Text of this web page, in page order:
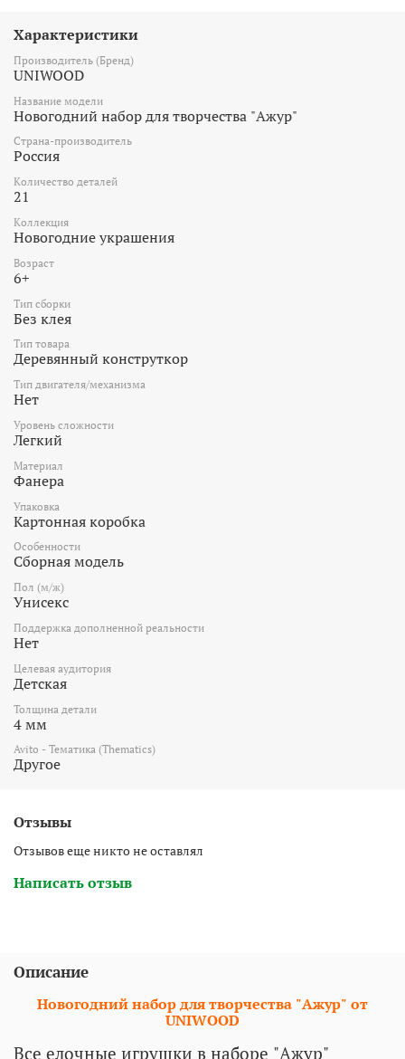
Характеристики
Производитель (Бренд)
UNIWOOD
Название модели
Новогодний набор для творчества "Ажур"
Страна-производитель
Россия
Количество деталей
21
Коллекция
Новогодние украшения
Возраст
6+
Тип сборки
Без клея
Тип товара
Деревянный конструткор
Тип двигателя/механизма
Нет
Уровень сложности
Легкий
Материал
Фанера
Упаковка
Картонная коробка
Особенности
Сборная модель
Пол (м/ж)
Унисекс
Поддержка дополненной реальности
Нет
Целевая аудитория
Детская
Толщина детали
4 мм
Avito - Тематика (Thematics)
Другое
Отзывы
Отзывов еще никто не оставлял
Написать отзыв
Описание
Новогодний набор для творчества "Ажур" от
UNIWOOD
Все елочные игрушки в наборе "Ажур"